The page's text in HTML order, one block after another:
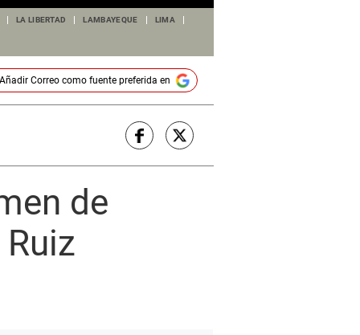
de
LA LIBERTAD LAMBAYEQUE LIMA
Correocomo fuente preferida en
de